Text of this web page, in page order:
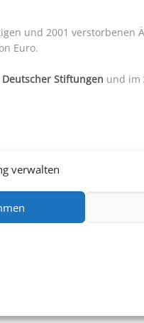
verwalten
und 2001 verstorbenen
Euro.
Stiftungen und im